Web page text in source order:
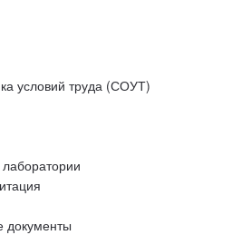
условий труда (СОУТ)
документы